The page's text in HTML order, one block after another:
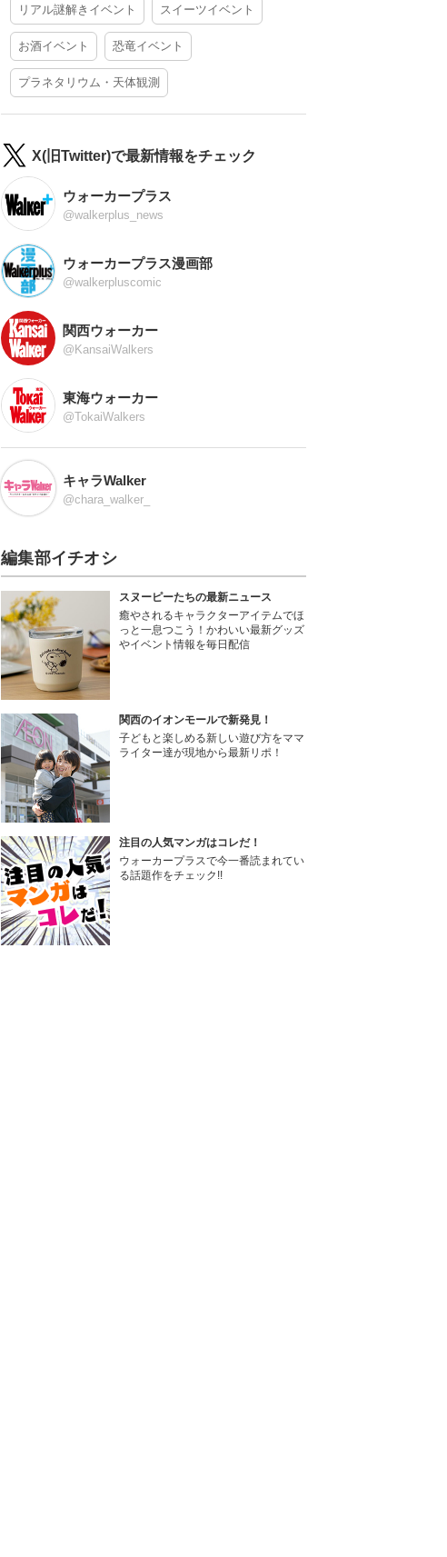
リアル謎解きイベント スイーツイベント
お酒イベント 恐竜イベント
プラネタリウム・天体観測
X(旧Twitter)で最新情報をチェック
ウォーカープラス
@walkerplus_news
ウォーカープラス漫画部
@walkerpluscomic
関西ウォーカー
@KansaiWalkers
東海ウォーカー
@TokaiWalkers
キャラWalker
@chara_walker_
編集部イチオシ
スヌーピーたちの最新ニュース
癒やされるキャラクターアイテムでほ
っと一息つこう！かわいい最新グッズ
やイベント情報を毎日配信
関西のイオンモールで新発見！
子どもと楽しめる新しい遊び方をママ
ライター達が現地から最新リポ！
注目の人気マンガはコレだ！
ウォーカープラスで今一番読まれてい
る話題作をチェック!!